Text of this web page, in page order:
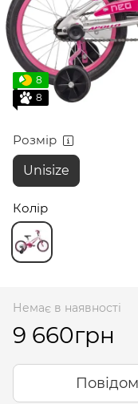
8
8
Розмір
Unisize
Колір
Немає в наявності
9 660грн